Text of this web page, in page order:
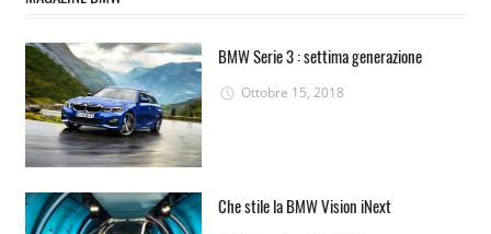
BMW Serie 3 : settima generazione
Ottobre 15, 2018
Che stile la BMW Vision iNext